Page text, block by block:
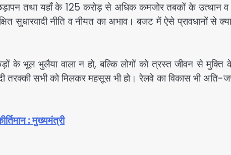
तथा यहाँ के 125 करोड़ से अधिक कमजोर तबकों के उत्थान
सुधारवादी नीति व नीयत का अभाव। बजट में ऐसे प्रावधानों से
के भूल भुलैया वाला न हो, बल्कि लोगों को त्रस्त जीवन से मुक्ति
सभी को मिलकर महसूस भी हो। रेलवे का विकास भी अति-
: मुख्यमंत्री